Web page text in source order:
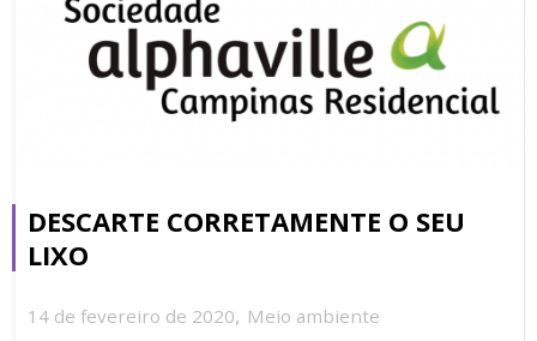
DESCARTE CORRETAMENTE O SEU
LIXO
14 de fevereiro de 2020, Meio ambiente